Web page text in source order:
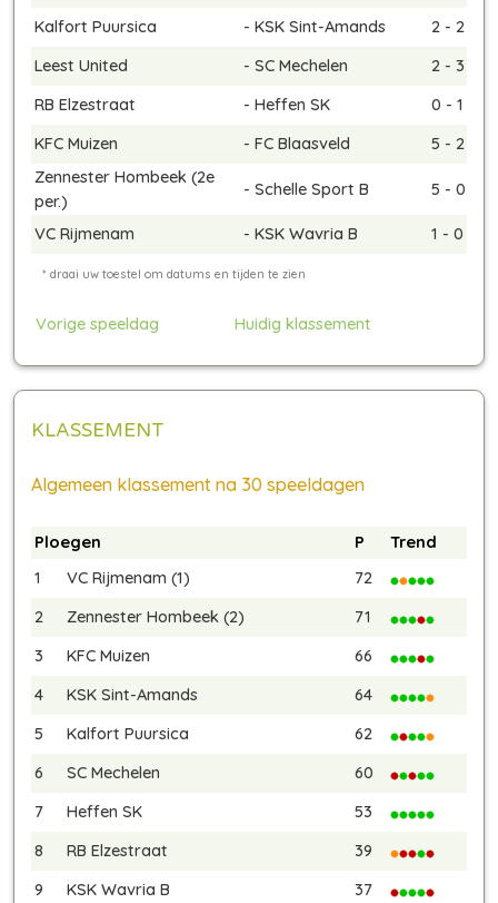
Kalfort Puursica
- KSK Sint-Amands
2 - 2
Leest United
- SC Mechelen
2 - 3
RB Elzestraat
- Heffen SK
0 - 1
KFC Muizen
- FC Blaasveld
5 - 2
Zennester Hombeek (2e
per.)
- Schelle Sport B 5 - 0
VC Rijmenam - KSK Wavria B 1 - 0
Vorige speeldag Huidig klassement
KLASSEMENT
Algemeen klassement na 30 speeldagen
Ploegen P
Trend
1
VC Rijmenam (1)
72
2
Zennester Hombeek (2)
71
3
KFC Muizen
66
4
KSK Sint-Amands
64
5
Kalfort Puursica
62
6
SC Mechelen
60
7
Heffen SK
53
8
RB Elzestraat
39
9
KSK Wavria B
37